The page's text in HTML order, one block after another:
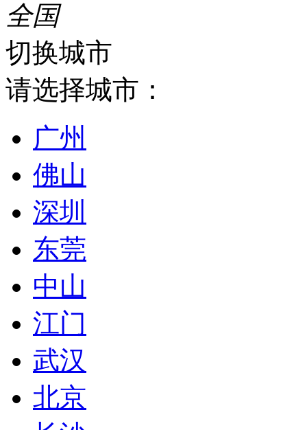
全国
切换城市
请选择城市：
广州
佛山
深圳
东莞
中山
江门
武汉
北京